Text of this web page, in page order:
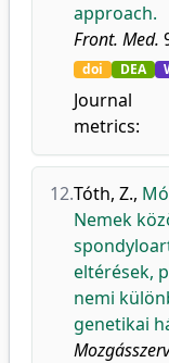
approach.
Front. Med.
doi DEA
Journal
metrics:
12.Tóth, Z.,
Nemek
eltérések,
nemi
genetikai